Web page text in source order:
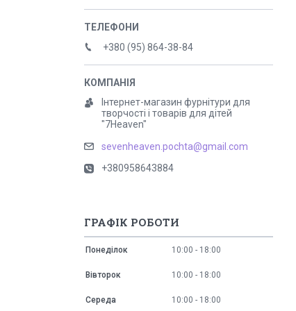
+380 (95) 864-38-84
Інтернет-магазин фурнітури для
творчості і товарів для дітей
"7Heaven"
sevenheaven.pochta@gmail.com
+380958643884
ГРАФІК РОБОТИ
Понеділок 10:00 18:00
Вівторок 10:00 18:00
Середа 10:00 18:00